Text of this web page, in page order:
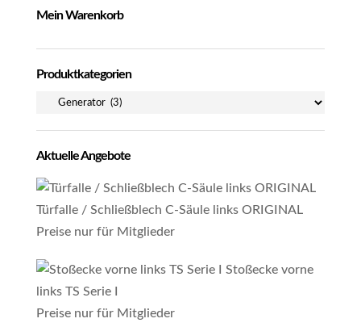
Mein Warenkorb
Produktkategorien
Aktuelle Angebote
Türfalle / Schließblech C-Säule links ORIGINAL
Preise nur für Mitglieder
Stoßecke vorne
links TS Serie I
Preise nur für Mitglieder